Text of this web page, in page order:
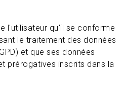
l'utilisateur qu'il se conforme
le traitement des données
et que ses données
prérogatives inscrits dans la